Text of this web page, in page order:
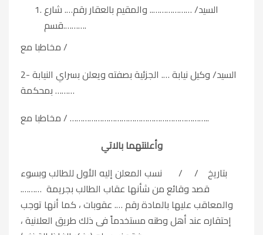
السيد/ ……………….. والمقيم بالعقار رقم…. شارع
…….قسم….
مخاطبا مع /
2- السيد/ وكيل نيابة …. الجزئية بصفته ويعلن بسراي النيابة
بمحكمة ………
مخاطبا مع / ………………………………………………………..
وأعلنتهما بالاتي
بتاريخ / / نسب المعلن إليه الأول للطالب وبسوء
قصد وقائع من شأنها عقاب الطالب بجريمة ……….
والمعاقب عليها بالمادة رقم …. عقوبات ، كما أنها توجب
إحتقاره عند أهل وطنه مستخدماً فى ذلك طريق العلانية ،